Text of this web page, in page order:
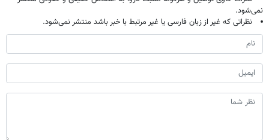
نمی‌شود.
نظراتی که غیر از زبان فارسی یا غیر مرتبط با خبر باشد منتشر نمی‌شود.